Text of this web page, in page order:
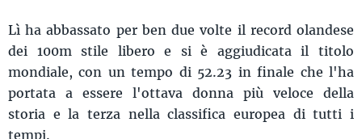
Lì ha abbassato per ben due volte il record olandese
dei 100m stile libero e si è aggiudicata il titolo
mondiale, con un tempo di 52.23 in finale che l'ha
portata a essere l'ottava donna più veloce della
storia e la terza nella classifica europea di tutti i
tempi.